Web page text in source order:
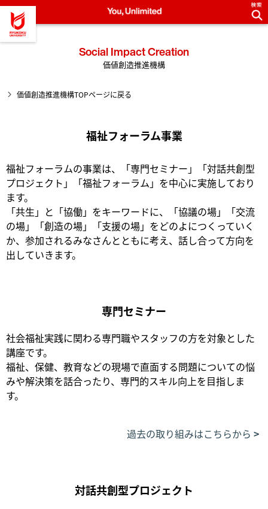
龍谷大学 You, Unlimited
Social Impact Creation
価値創造推進機構
価値創造推進機構TOPページに戻る
福祉フォーラム事業
福祉フォーラムの事業は、「専門セミナー」「対話共創型
プロジェクト」「福祉フォーラム」を中心に実施しており
ます。
「共生」と「協働」をキーワードに、「協議の場」「交流
の場」「創造の場」「支援の場」をどのよにつくっていく
か、参加されるみなさんとともに考え、話し合って方向を
出していきます。
専門セミナー
社会福祉実践に関わる専門職やスタッフの方を対象とした
講座です。
福祉、保健、教育などの現場で直面する問題についての悩
みや解決策を話合ったり、専門的スキル向上を目指しま
す。
過去の取り組みはこちらから
対話共創型プロジェクト